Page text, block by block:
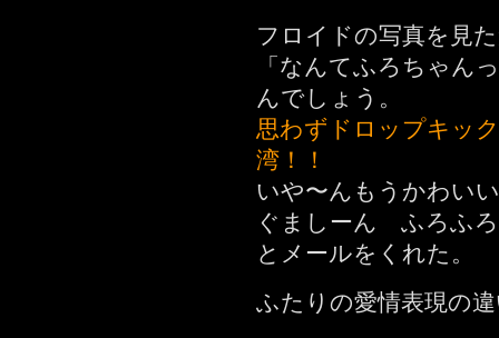
フロイドの写真を見
「なんてふろちゃん
んでしょう。
思わずドロップキッ
湾！！
いや〜んもうかわい
ぐましーん ふろふ
とメールをくれた。
ふたりの愛情表現の